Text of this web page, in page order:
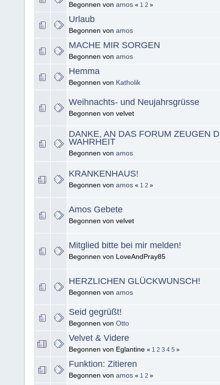
Begonnen von amos « 1 2 »
Urlaub
Begonnen von amos
MACHE MIR SORGEN
Begonnen von amos
Hemma
Begonnen von Katholik
Weihnachts- und Neujahrsgrüsse
Begonnen von velvet
DANKE, AN DAS FORUM ZEUGEN
WAHRHEIT
Begonnen von amos
KRANKENHAUS!
Begonnen von amos « 1 2 »
Amos Gebete
Begonnen von velvet
Mitglied bitte bei mir melden!
Begonnen von LoveAndPray85
HERZLICHEN GLÜCKWUNSCH!
Begonnen von amos
Seid gegrüßt!
Begonnen von Otto
Velvet & Videre
Begonnen von Eglantine « 1 2 3 4 5 »
Funktion: Zitieren
Begonnen von amos « 1 2 »